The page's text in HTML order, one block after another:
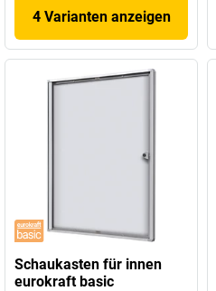
4 Varianten anzeigen
Schaukasten für innen
eurokraft basic